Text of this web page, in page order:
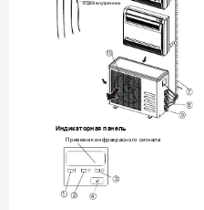
и два внутренних
10
7
8
9
Индикаторная панель
Приемник инфракрасного сигнала
3
1 2 4